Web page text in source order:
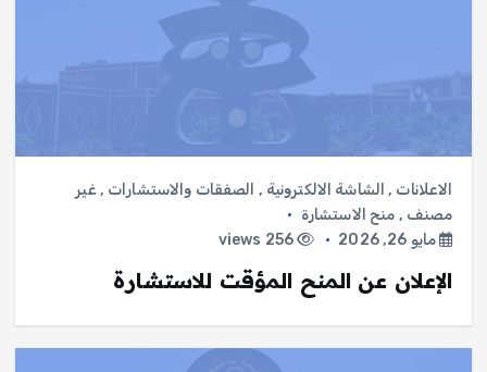
الاعلانات , الشاشة الالكترونية , الصفقات والاستشارات ,غير
مصنف , منح الاستشارة
مايو 26, 2026
256 views
الإعلان عن المنح المؤقت للاستشارة